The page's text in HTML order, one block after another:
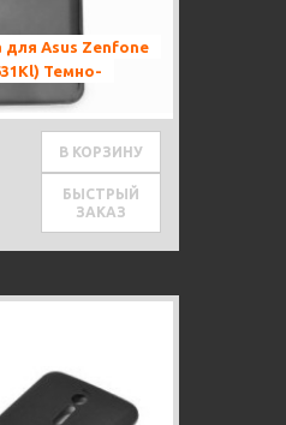
Asus Zenfone
Темно-
В КОРЗИНУ
БЫСТРЫЙ
ЗАКАЗ